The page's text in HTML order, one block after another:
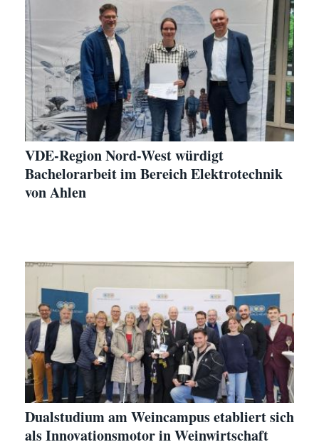
VDE-Region Nord-West würdigt
Bachelorarbeit im Bereich Elektrotechnik
von Ahlen
Dualstudium am Weincampus etabliert sich
als Innovationsmotor in Weinwirtschaft